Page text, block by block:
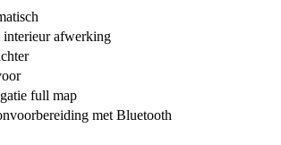
afwerking
full map
met Bluetooth